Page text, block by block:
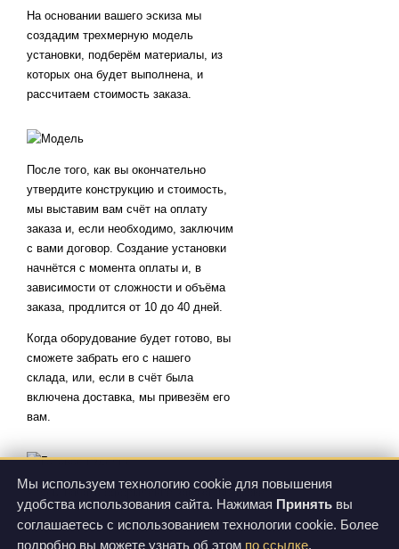
Мы используем технологию cookie для повышения
удобства использования сайта. Нажимая Принять вы
соглашаетесь с использованием технологии cookie. Более
подробно вы можете узнать об этом по ссылке.
На основании вашего эскиза мы
создадим трехмерную модель
установки, подберём материалы, из
которых она будет выполнена, и
рассчитаем стоимость заказа.
После того, как вы окончательно
утвердите конструкцию и стоимость,
мы выставим вам счёт на оплату
заказа и, если необходимо, заключим
с вами договор. Создание установки
начнётся с момента оплаты и, в
зависимости от сложности и объёма
заказа, продлится от 10 до 40 дней.
Когда оборудование будет готово, вы
сможете забрать его с нашего
склада, или, если в счёт была
включена доставка, мы привезём его
вам.
Чтобы начать оформление заказа, вы можете
выслать нам эскиз установки по электронной почте,